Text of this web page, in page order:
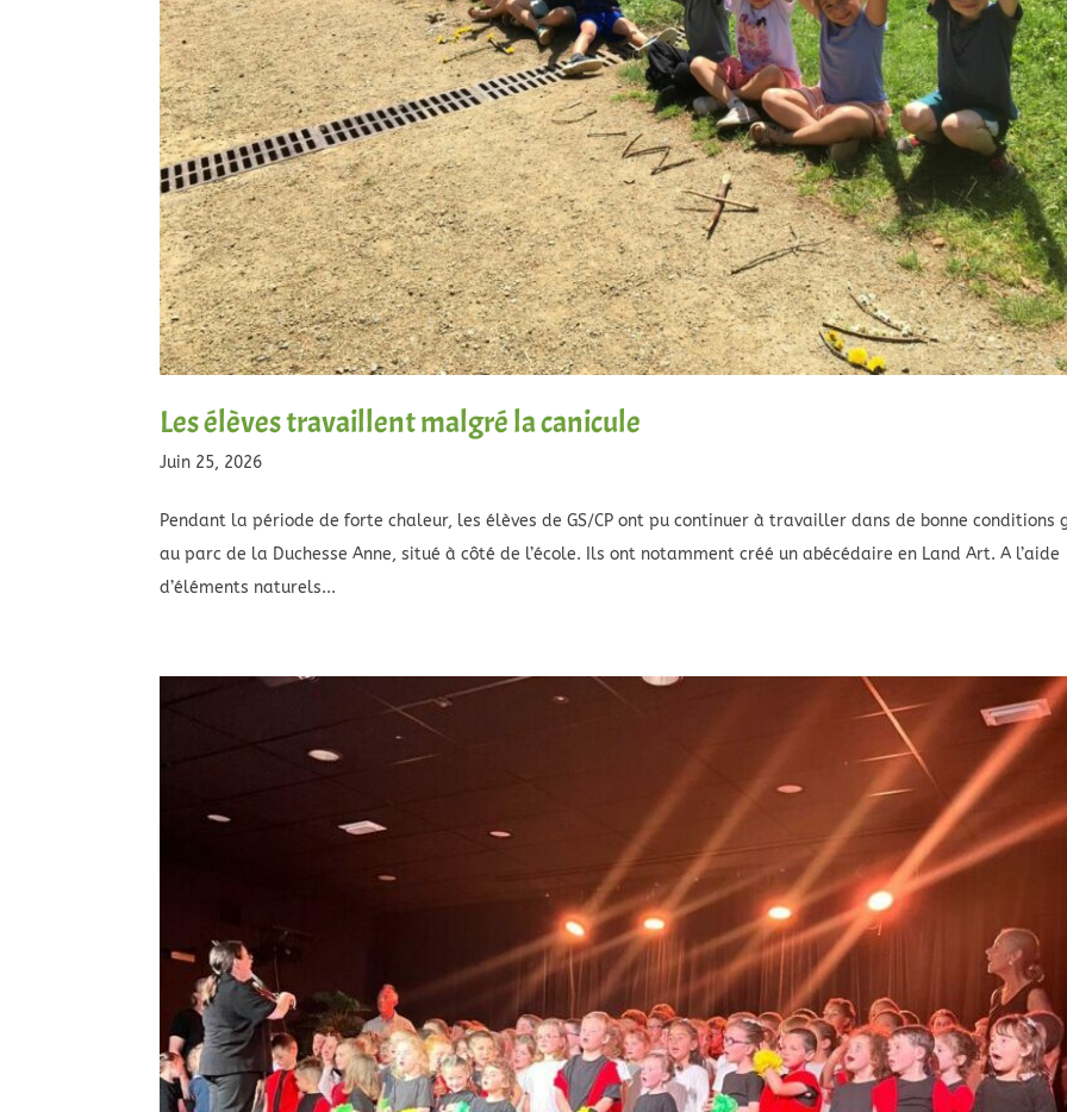
Les élèves travaillent malgré la canicule
Juin 25, 2026
Pendant la période de forte chaleur, les élèves de GS/CP ont pu continuer à travailler dans de bonne conditions
au parc de la Duchesse Anne, situé à côté de l’école. Ils ont notamment créé un abécédaire en Land Art. A l’aide
d’éléments naturels...